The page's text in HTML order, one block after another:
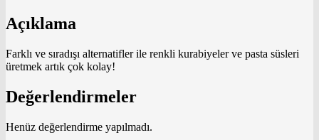
Açıklama
Farklı ve sıradışı alternatifler ile renkli kurabiyeler ve pasta süsleri
üretmek artık çok kolay!
Değerlendirmeler
Henüz değerlendirme yapılmadı.